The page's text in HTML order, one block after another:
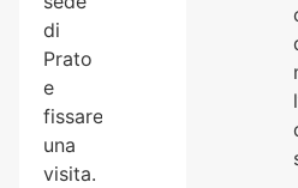
di
Prato
e
fissare
una
visita.